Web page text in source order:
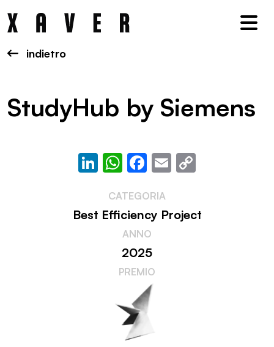
indietro
StudyHub by Siemens
LinkedIn
WhatsApp
Facebook
Email
CATEGORIA
Best Efficiency Project
ANNO
2025
PREMIO